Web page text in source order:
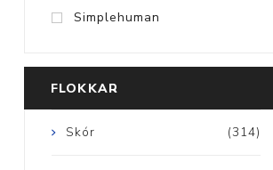
Simplehuman
FLOKKAR
(314)
Skór